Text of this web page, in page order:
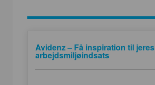
Avidenz – Få inspiration til jeres
arbejdsmiljøindsats